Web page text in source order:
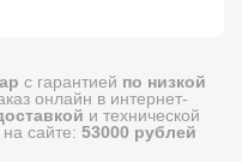
с гарантией по низкой
онлайн в интернет-
и технической
сайте: 53000 рублей